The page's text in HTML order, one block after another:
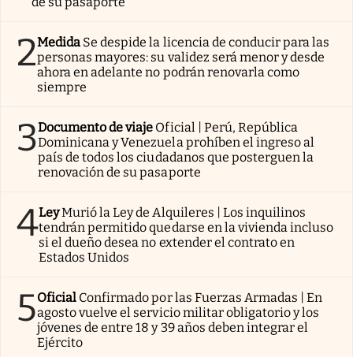
2Medida Se despide la licencia de conducir para las
personas mayores: su validez será menor y desde
ahora en adelante no podrán renovarla como
siempre
3Documento de viaje Oficial | Perú, República
Dominicana y Venezuela prohíben el ingreso al
país de todos los ciudadanos que posterguen la
renovación de su pasaporte
4LeyMurió la Ley de Alquileres | Los inquilinos
tendrán permitido quedarse en la vivienda incluso
si el dueño desea no extender el contrato en
Estados Unidos
5Oficial Confirmado por las Fuerzas Armadas | En
agosto vuelve el servicio militar obligatorio y los
jóvenes de entre 18 y 39 años deben integrar el
Ejército